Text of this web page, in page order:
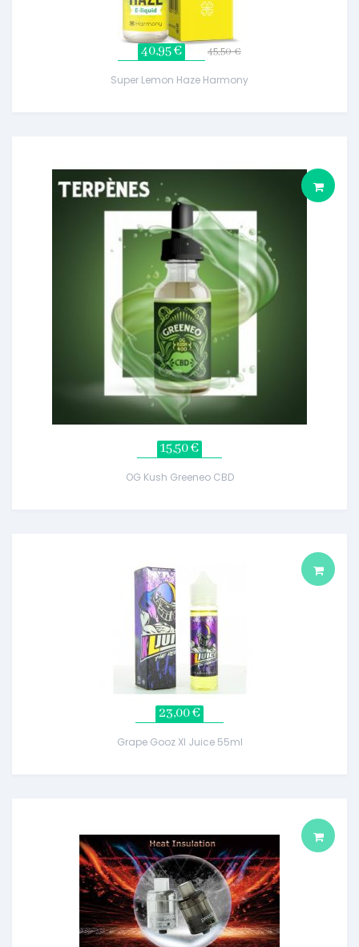
40,95 € 45,50 €
Super Lemon Haze Harmony
15,50 €
OG Kush Greeneo CBD
23,00 €
Grape Gooz Xl Juice 55ml